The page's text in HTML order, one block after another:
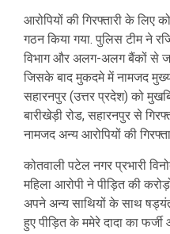
आरोपियों की गिरफ्तारी के लिए
गठन किया गया. पुलिस टीम ने
विभाग और अलग-अलग बैंकों से
जिसके बाद मुकदमे में नामजद मुख्य
सहारनपुर (उत्तर प्रदेश) को
बारीखेड़ी रोड, सहारनपुर से
नामजद अन्य आरोपियों की
कोतवाली पटेल नगर प्रभारी
महिला आरोपी ने पीड़ित की
अपने अन्य साथियों के साथ
हुए पीड़ित के ममेरे दादा का